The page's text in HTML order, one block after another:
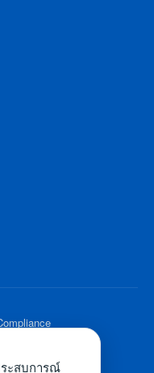
ะสบการณ์